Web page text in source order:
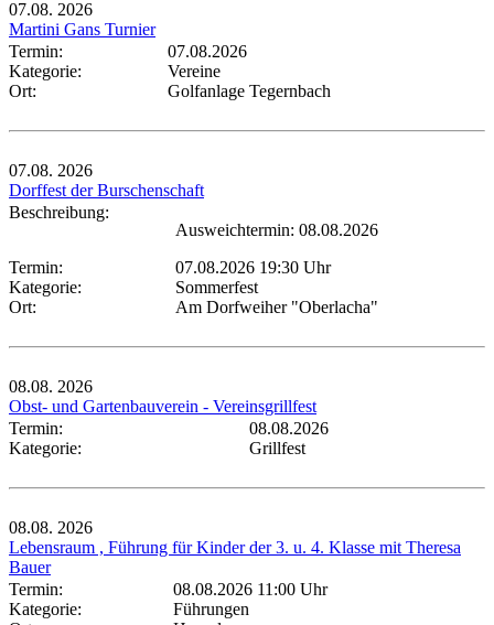
07.08. 2026
Martini Gans Turnier
Termin:
07.08.2026
Kategorie:
Vereine
Ort:
Golfanlage Tegernbach
07.08. 2026
Dorffest der Burschenschaft
Beschreibung:
Ausweichtermin: 08.08.2026
Termin:
07.08.2026 19:30 Uhr
Kategorie:
Sommerfest
Ort:
Am Dorfweiher "Oberlacha"
08.08. 2026
Obst- und Gartenbauverein - Vereinsgrillfest
Termin:
08.08.2026
Kategorie:
Grillfest
08.08. 2026
Lebensraum , Führung für Kinder der 3. u. 4. Klasse mit Theresa
Bauer
Termin:
08.08.2026 11:00 Uhr
Kategorie:
Führungen